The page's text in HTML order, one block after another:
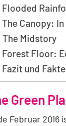
Flooded
The Canopy:
The Midstory
Forest Floor:
Fazit und
Green
Februar